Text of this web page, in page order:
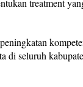
treatment
di seluruh